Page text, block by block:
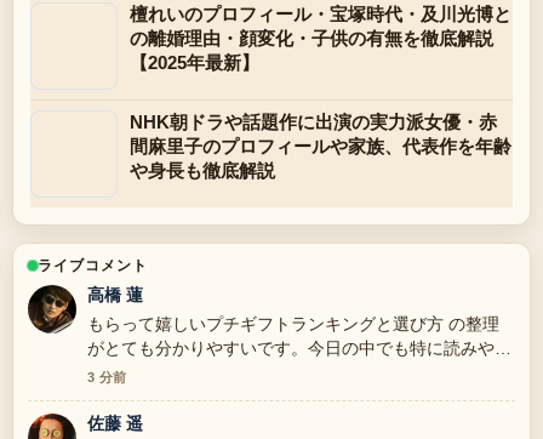
檀れいのプロフィール・宝塚時代・及川光博と
の離婚理由・顔変化・子供の有無を徹底解説
【2025年最新】
NHK朝ドラや話題作に出演の実力派女優・赤
間麻里子のプロフィールや家族、代表作を年齢
や身長も徹底解説
ライブコメント
高橋 蓮
もらって嬉しいプチギフトランキングと選び方 の整理
がとても分かりやすいです。今日の中でも特に読みやす
いです。
3 分前
佐藤 遥